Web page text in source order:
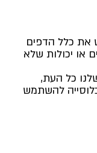
את כלל הדפים
או יכולות שלא
כל העת,
להשתמש